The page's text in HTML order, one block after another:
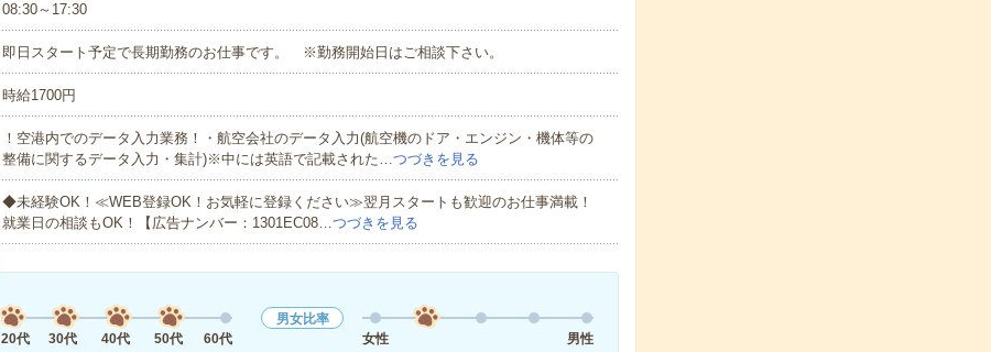
08:30～17:30
即日スタート予定で長期勤務のお仕事です。 ※勤務開始日はご相談下さい。
時給1700円
！空港内でのデータ入力業務！・航空会社のデータ入力(航空機のドア・エンジン・機体等の
整備に関するデータ入力・集計)※中には英語で記載された…つづきを見る
◆未経験OK！≪WEB登録OK！お気軽に登録ください≫翌月スタートも歓迎のお仕事満載！
就業日の相談もOK！【広告ナンバー：1301EC08…つづきを見る
20代
30代 40代 50代 60代
男女比率
女性
男性